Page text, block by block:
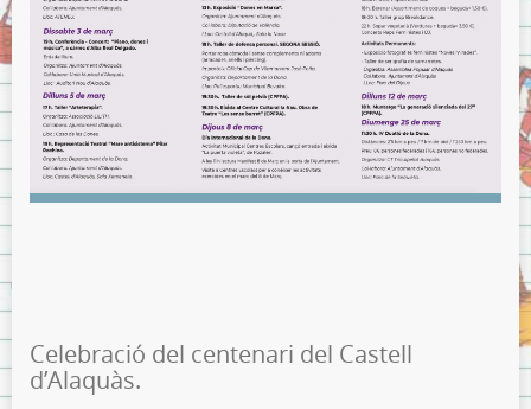
Celebració del centenari del Castell
d’Alaquàs.